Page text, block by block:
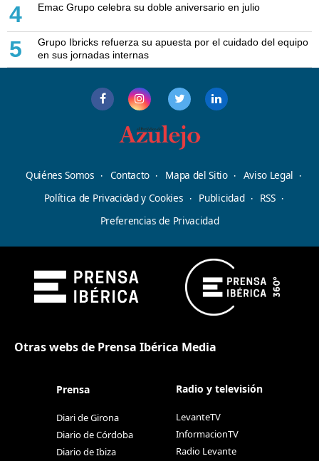
4 Emac Grupo celebra su doble aniversario en julio
5
Grupo Ibricks refuerza su apuesta por el cuidado del equipo
en sus jornadas internas
Quiénes Somos Contacto Mapa del Sitio
Aviso Legal
Política de Privacidad y Cookies
Publicidad
RSS
Preferencias de Privacidad
Otras webs de Prensa Ibérica Media
Prensa
Diari de Girona
Diario de Córdoba
Diario de Ibiza
Radio y televisión
LevanteTV
InformacionTV
Radio Levante